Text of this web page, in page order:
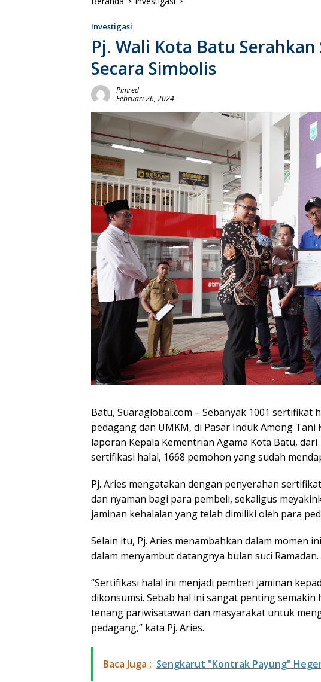
Investigasi
Pj. Wali Kota Batu
Secara Simbolis
Pimred
Februari 26, 2024
Batu, Suaraglobal.com – Sebanyak 1001 sertifikat
pedagang dan UMKM, di Pasar Induk Among
laporan Kepala Kementrian Agama Kota Batu,
sertifikasi halal, 1668 pemohon yang sudah
Pj. Aries mengatakan dengan penyerahan
dan nyaman bagi para pembeli, sekaligus
jaminan kehalalan yang telah dimiliki oleh para
Selain itu, Pj. Aries menambahkan dalam momen
dalam menyambut datangnya bulan suci Ramadan.
“Sertifikasi halal ini menjadi pemberi jaminan
dikonsumsi. Sebab hal ini sangat penting
tenang pariwisatawan dan masyarakat untuk
pedagang,” kata Pj. Aries.
Baca Juga ; Sengkarut "Kontrak Payung"